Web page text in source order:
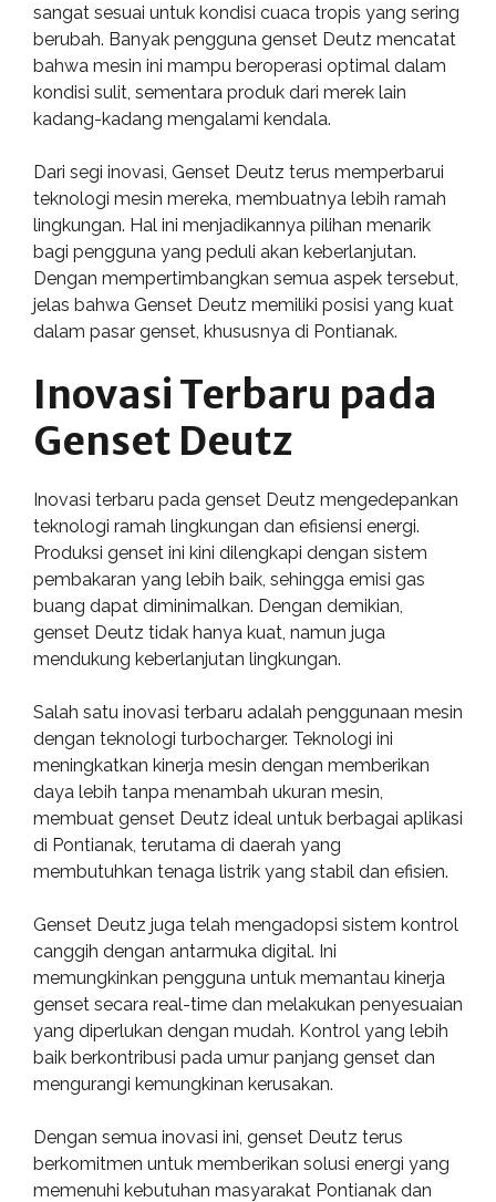
sangat sesuai untuk kondisi cuaca tropis yang sering
berubah. Banyak pengguna genset Deutz mencatat
bahwa mesin ini mampu beroperasi optimal dalam
kondisi sulit, sementara produk dari merek lain
kadang-kadang mengalami kendala.
Dari segi inovasi, Genset Deutz terus memperbarui
teknologi mesin mereka, membuatnya lebih ramah
lingkungan. Hal ini menjadikannya pilihan menarik
bagi pengguna yang peduli akan keberlanjutan.
Dengan mempertimbangkan semua aspek tersebut,
jelas bahwa Genset Deutz memiliki posisi yang kuat
dalam pasar genset, khususnya di Pontianak.
Inovasi Terbaru pada
Genset Deutz
Inovasi terbaru pada genset Deutz mengedepankan
teknologi ramah lingkungan dan efisiensi energi.
Produksi genset ini kini dilengkapi dengan sistem
pembakaran yang lebih baik, sehingga emisi gas
buang dapat diminimalkan. Dengan demikian,
genset Deutz tidak hanya kuat, namun juga
mendukung keberlanjutan lingkungan.
Salah satu inovasi terbaru adalah penggunaan mesin
dengan teknologi turbocharger. Teknologi ini
meningkatkan kinerja mesin dengan memberikan
daya lebih tanpa menambah ukuran mesin,
membuat genset Deutz ideal untuk berbagai aplikasi
di Pontianak, terutama di daerah yang
membutuhkan tenaga listrik yang stabil dan efisien.
Genset Deutz juga telah mengadopsi sistem kontrol
canggih dengan antarmuka digital. Ini
memungkinkan pengguna untuk memantau kinerja
genset secara real-time dan melakukan penyesuaian
yang diperlukan dengan mudah. Kontrol yang lebih
baik berkontribusi pada umur panjang genset dan
mengurangi kemungkinan kerusakan.
Dengan semua inovasi ini, genset Deutz terus
berkomitmen untuk memberikan solusi energi yang
memenuhi kebutuhan masyarakat Pontianak dan